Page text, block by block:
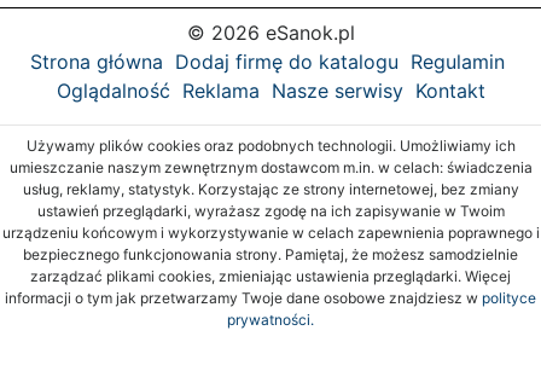
© 2026 eSanok.pl
Strona główna Dodaj firmę do katalogu Regulamin
Oglądalność Reklama Nasze serwisy Kontakt
Używamy plików cookies oraz podobnych technologii. Umożliwiamy ich
umieszczanie naszym zewnętrznym dostawcom m.in. w celach: świadczenia
usług, reklamy, statystyk. Korzystając ze strony internetowej, bez zmiany
ustawień przeglądarki, wyrażasz zgodę na ich zapisywanie w Twoim
urządzeniu końcowym i wykorzystywanie w celach zapewnienia poprawnego i
bezpiecznego funkcjonowania strony. Pamiętaj, że możesz samodzielnie
zarządzać plikami cookies, zmieniając ustawienia przeglądarki. Więcej
informacji o tym jak przetwarzamy Twoje dane osobowe znajdziesz w polityce
prywatności.